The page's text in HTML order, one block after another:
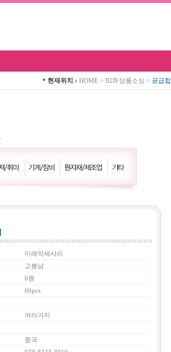
현재위치 : HOME > B2B/상품소싱 > 공급
미래악세사리
고봉남
0원
60pcs
여러가지
중국